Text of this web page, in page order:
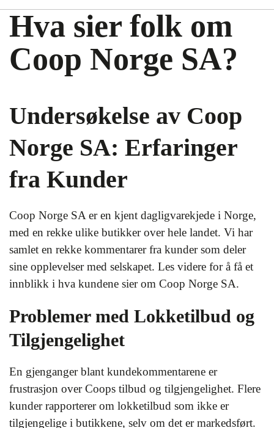
Hva sier folk om
Coop Norge SA?
Undersøkelse av Coop
Norge SA: Erfaringer
fra Kunder
Coop Norge SA er en kjent dagligvarekjede i Norge,
med en rekke ulike butikker over hele landet. Vi har
samlet en rekke kommentarer fra kunder som deler
sine opplevelser med selskapet. Les videre for å få et
innblikk i hva kundene sier om Coop Norge SA.
Problemer med Lokketilbud og
Tilgjengelighet
En gjenganger blant kundekommentarene er
frustrasjon over Coops tilbud og tilgjengelighet. Flere
kunder rapporterer om lokketilbud som ikke er
tilgjengelige i butikkene, selv om det er markedsført.